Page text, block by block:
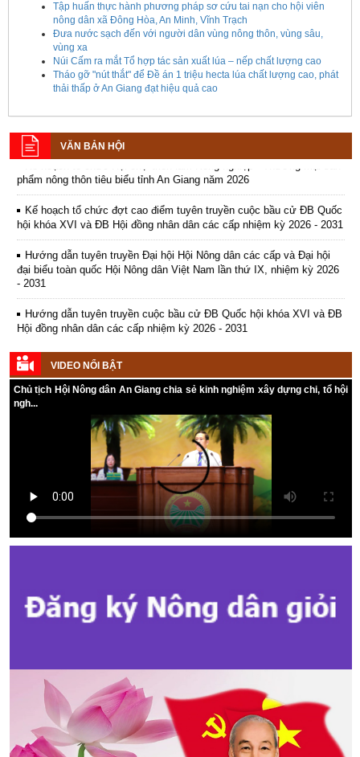
Tập huấn thực hành phương pháp sơ cứu tai nạn cho hội viên
nông dân xã Đông Hòa, An Minh, Vĩnh Trạch
Đưa nước sạch đến với người dân vùng nông thôn, vùng sâu,
vùng xa
Núi Cấm ra mắt Tổ hợp tác sản xuất lúa – nếp chất lượng cao
Tháo gỡ "nút thắt" để Đề án 1 triệu hecta lúa chất lượng cao, phát
thải thấp ở An Giang đạt hiệu quả cao
VĂN BẢN HỘI
Kế hoạch tổ chức Hội chợ triển lãm Nông nghiệp - Thương mại sản
phẩm nông thôn tiêu biểu tỉnh An Giang năm 2026
Kế hoạch tổ chức đợt cao điểm tuyên truyền cuộc bầu cử ĐB Quốc
Hướng dẫn tuyên truyền Đại hội Hội Nông dân các cấp và Đại hội
đại biểu toàn quốc Hội Nông dân Việt Nam lần thứ IX, nhiệm kỳ 2026
- 2031
Hội đồng nhân dân các cấp nhiệm kỳ 2026 - 2031
Kế hoạch Tổ chức Đại hội Hội Nông dân cấp tỉnh, cấp xã nhiệm kỳ
2025 - 2030
VIDEO NỔI BẬT
Chủ tịch Hội Nông dân An Giang chia sẻ kinh nghiệm xây dựng chi, tổ hội
ngh...